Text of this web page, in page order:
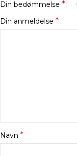
Din bedømmelse *
Din anmeldelse *
Navn *